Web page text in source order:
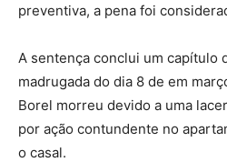
preventiva, a pena foi
A sentença conclui um capítulo
madrugada do dia 8 de em
Borel morreu devido a uma
por ação contundente no
o casal.